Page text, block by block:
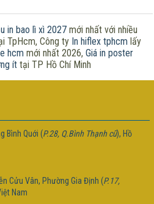
in bao lì xì 2027 mới nhất với nhiều
TpHcm, Công ty In hiflex tphcm lấy
hcm mới nhất 2026,Giá in poster
ít tại TP Hồ Chí Minh
Bình Quới (P.28, Q.Bình Thạnh cũ), Hồ
Cửu Vân, Phường Gia Định (P.17,
Nam